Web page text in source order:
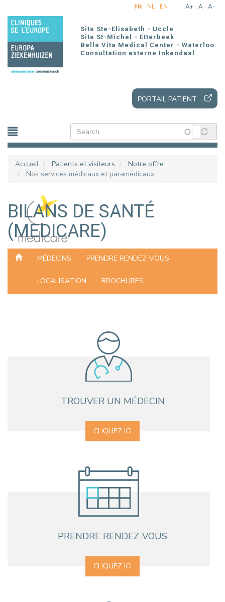
au
contenu
A+ A A-
FR NL EN
Site Ste-Elisabeth - Uccle
Site St-Michel - Etterbeek
Bella Vita Medical Center - Waterloo
Consultation externe Inkendaal
PORTAIL PATIENT
Accueil Patients et visiteurs
Notre offre
Nos services médicaux et paramédicaux
BILANS DE SANTÉ
(MEDICARE)
MÉDECINS PRENDRE RENDEZ-VOUS
LOCALISATION BROCHURES
TROUVER UN MÉDECIN
CLIQUEZ ICI
PRENDRE RENDEZ-VOUS
CLIQUEZ ICI